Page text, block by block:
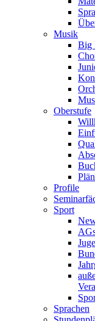
Musik
Big
Oberstufe
Profile
Sport
Sprachen